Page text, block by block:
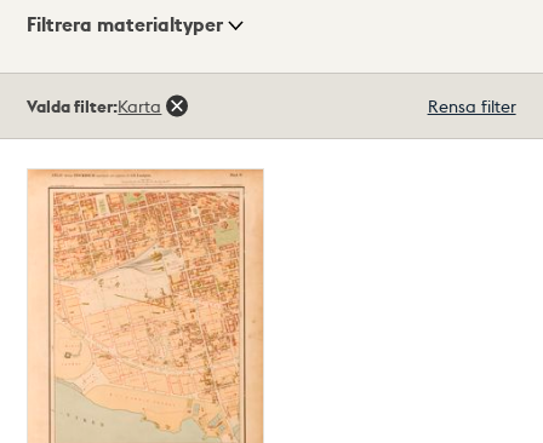
Visningsläge
Filtrera materialtyper
träffar
Valda filter:Karta Rensa filter